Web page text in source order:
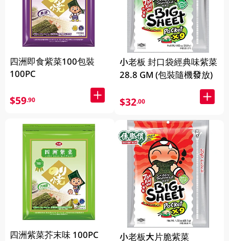
四洲即食紫菜100包裝
100PC
$59.90
四洲紫菜芥末味 100PC
小老板 封口袋經典味紫菜
28.8 GM (包裝隨機發放)
$32.00
小老板大片脆紫菜